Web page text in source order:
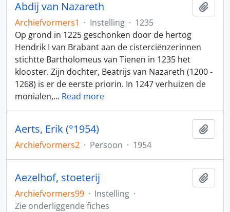
Abdij van Nazareth
Archiefvormers1 · Instelling · 1235
Op grond in 1225 geschonken door de hertog
Hendrik I van Brabant aan de cisterciënzerinnen
stichtte Bartholomeus van Tienen in 1235 het
klooster. Zijn dochter, Beatrijs van Nazareth (1200 -
1268) is er de eerste priorin. In 1247 verhuizen de
monialen,… Read more
Aerts, Erik (°1954)
Archiefvormers2 · Persoon · 1954
Aezelhof, stoeterij
Archiefvormers99 · Instelling ·
Zie onderliggende fiches